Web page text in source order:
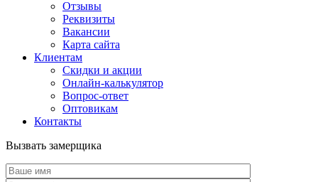
Отзывы
Реквизиты
Вакансии
Карта сайта
Клиентам
Скидки и акции
Онлайн-калькулятор
Вопрос-ответ
Оптовикам
Контакты
Вызвать замерщика